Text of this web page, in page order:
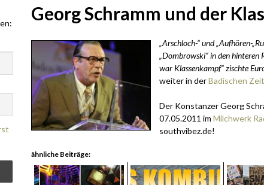
Georg Schramm und der
„Arschloch-“ und „Aufhören-
„Dombrowski“ in den hinteren
war Klassenkampf“ zischte
weiter in derBadischen
Der Konstanzer Georg
07.05.2011 im Milchwerk
southvibez.de!
ähnliche Beiträge: